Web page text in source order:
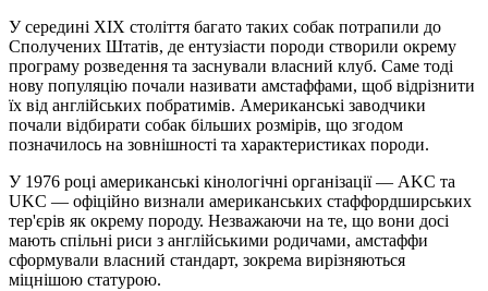
У середині XIX століття багато таких собак потрапили до
Сполучених Штатів, де ентузіасти породи створили окрему
програму розведення та заснували власний клуб. Саме тоді
нову популяцію почали називати амстаффами, щоб відрізнити
їх від англійських побратимів. Американські заводчики
почали відбирати собак більших розмірів, що згодом
позначилось на зовнішності та характеристиках породи.
У 1976 році американські кінологічні організації — AKC та
UKC — офіційно визнали американських стаффордширських
тер'єрів як окрему породу. Незважаючи на те, що вони досі
мають спільні риси з англійськими родичами, амстаффи
сформували власний стандарт, зокрема вирізняються
міцнішою статурою.